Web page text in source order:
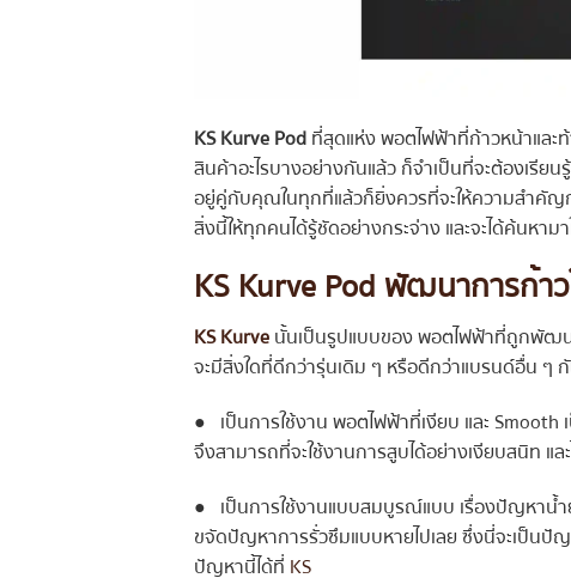
KS Kurve Podที่สุดแห่ง พอตไฟฟ้าที่ก้าวหน้าและ
สินค้าอะไรบางอย่างกันแล้ว ก็จำเป็นที่จะต้องเรี
อยู่คู่กับคุณในทุกที่แล้วก็ยิ่งควรที่จะให้ความสำคั
สิ่งนี้ให้ทุกคนได้รู้ชัดอย่างกระจ่าง และจะได้ค้นหาม
KS Kurve Pod พัฒนาการก้า
KS Kurveนั้นเป็นรูปแบบของ พอตไฟฟ้าที่ถูกพัฒ
จะมีสิ่งใดที่ดีกว่ารุ่นเดิม ๆ หรือดีกว่าแบรนด์อื่น ๆ
● เป็นการใช้งาน พอตไฟฟ้าที่เงียบ และ
จึงสามารถที่จะใช้งานการสูบได้อย่างเงียบสนิท แ
● เป็นการใช้งานแบบสมบูรณ์แบบ เรื่องปัญหาน้
ขจัดปัญหาการรั่วซึมแบบหายไปเลย ซึ่งนี่จะเป็น
ปัญหานี้ได้ที่ KS